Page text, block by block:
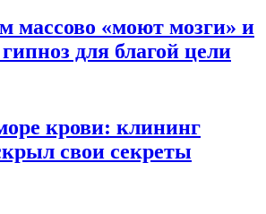
массово «моют мозги» и
для благой цели
крови: клининг
свои секреты